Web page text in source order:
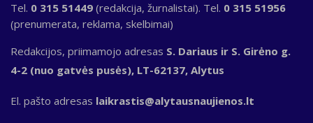
Tel. 0 315 51449 (redakcija, žurnalistai). Tel. 0 315 51956
(prenumerata, reklama, skelbimai)
Redakcijos, priimamojo adresas S. Dariaus ir S. Girėno g.
4-2 (nuo gatvės pusės), LT-62137, Alytus
El. pašto adresas laikrastis@alytausnaujienos.lt